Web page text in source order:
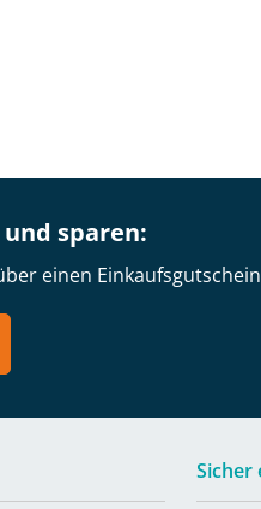
sparen:
einen
Sicher